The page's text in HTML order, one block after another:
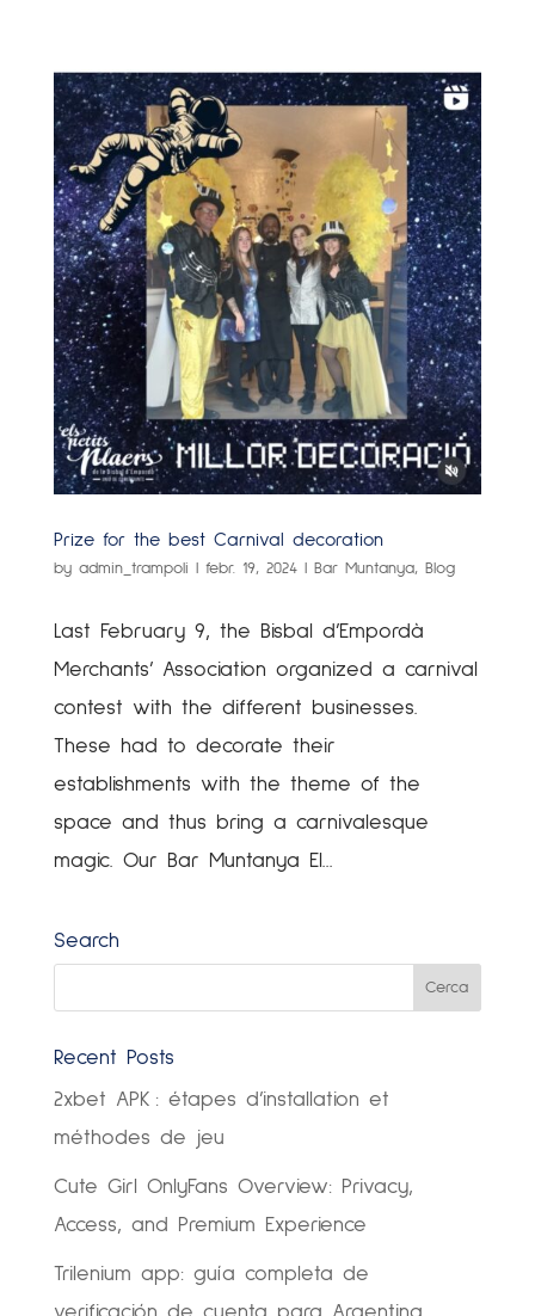
Prize for the best Carnival decoration
by admin_trampoli febr. 19, 2024| Bar Muntanya, Blog
Last February 9, the Bisbal d’Empordà
Merchants’ Association organized a carnival
contest with the different businesses.
These had to decorate their
establishments with the theme of the
space and thus bring a carnivalesque
magic. Our Bar Muntanya El...
Search
Recent Posts
2xbet APK : étapes d’installation et
méthodes de jeu
Cute Girl OnlyFans Overview: Privacy,
Access, and Premium Experience
Trilenium app: guía completa de